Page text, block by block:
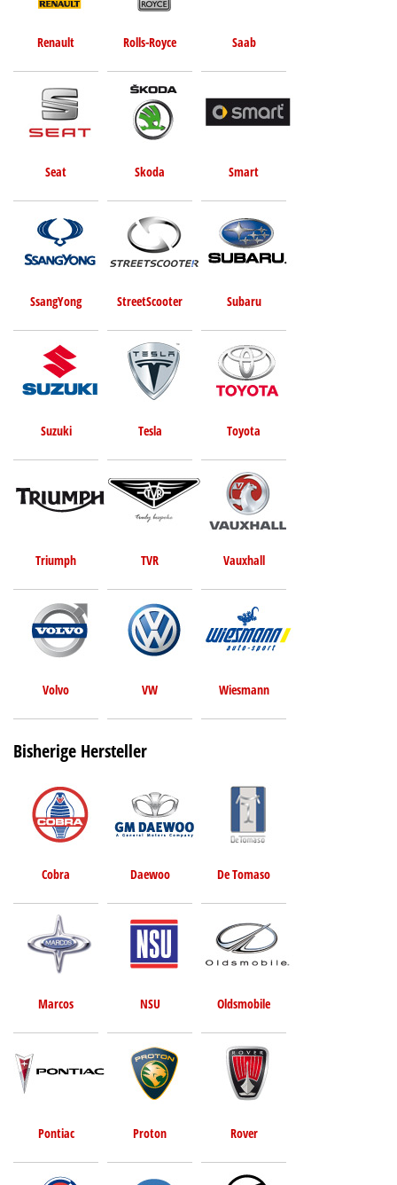
Renault Rolls-Royce Saab
Seat Skoda Smart
SsangYong StreetScooter Subaru
Suzuki Tesla Toyota
Triumph TVR Vauxhall
Volvo VW Wiesmann
Bisherige Hersteller
Cobra Daewoo De Tomaso
Marcos NSU Oldsmobile
Pontiac Proton Rover